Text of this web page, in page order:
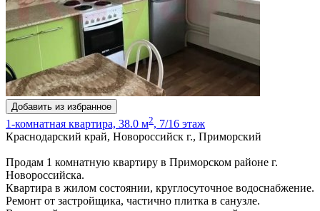
Добавить из избранное
1-комнатная квартира, 38.0 м2, 7/16 этаж
Краснодарский край, Новороссийск г., Приморский
Продам 1 комнатную квартиру в Приморском районе г.
Новороссийска.
Квартира в жилом состоянии, круглосуточное водоснабжение.
Ремонт от застройщика, частично плитка в санузле.